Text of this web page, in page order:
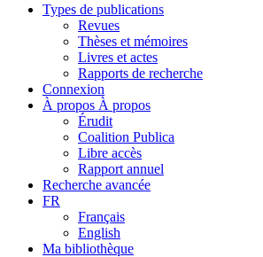
Types de publications
Revues
Thèses et mémoires
Livres et actes
Rapports de recherche
Connexion
À propos À propos
Érudit
Coalition Publica
Libre accès
Rapport annuel
Recherche avancée
FR
Français
English
Ma bibliothèque